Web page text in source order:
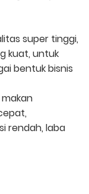
super tinggi,
kuat, untuk
bentuk bisnis
rendah, laba